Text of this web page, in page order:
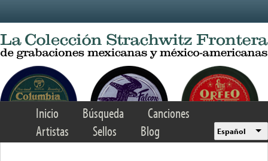
Inicio Búsqueda
Canciones
Artistas
Sellos Blog Español